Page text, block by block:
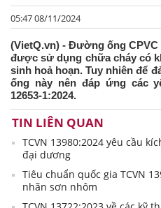
05:47 08/11/2024
(VietQ.vn) - Đường ống
được sử dụng chữa cháy có
sinh hoả hoạn. Tuy nhiên để
ống này nên đáp ứng các
12653-1:2024.
TIN LIÊN QUAN
TCVN 13980:2024 yêu cầu
đại dương
Tiêu chuẩn quốc gia TCVN
nhãn sơn nhôm